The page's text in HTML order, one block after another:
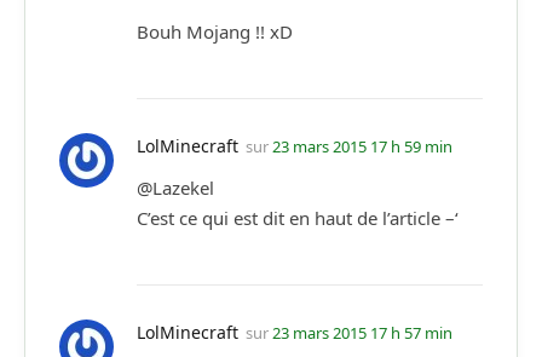
Bouh Mojang !! xD
LolMinecraft sur 23 mars 2015 17 h 59 min
@Lazekel
C’est ce qui est dit en haut de l’article –‘
LolMinecraft sur 23 mars 2015 17 h 57 min